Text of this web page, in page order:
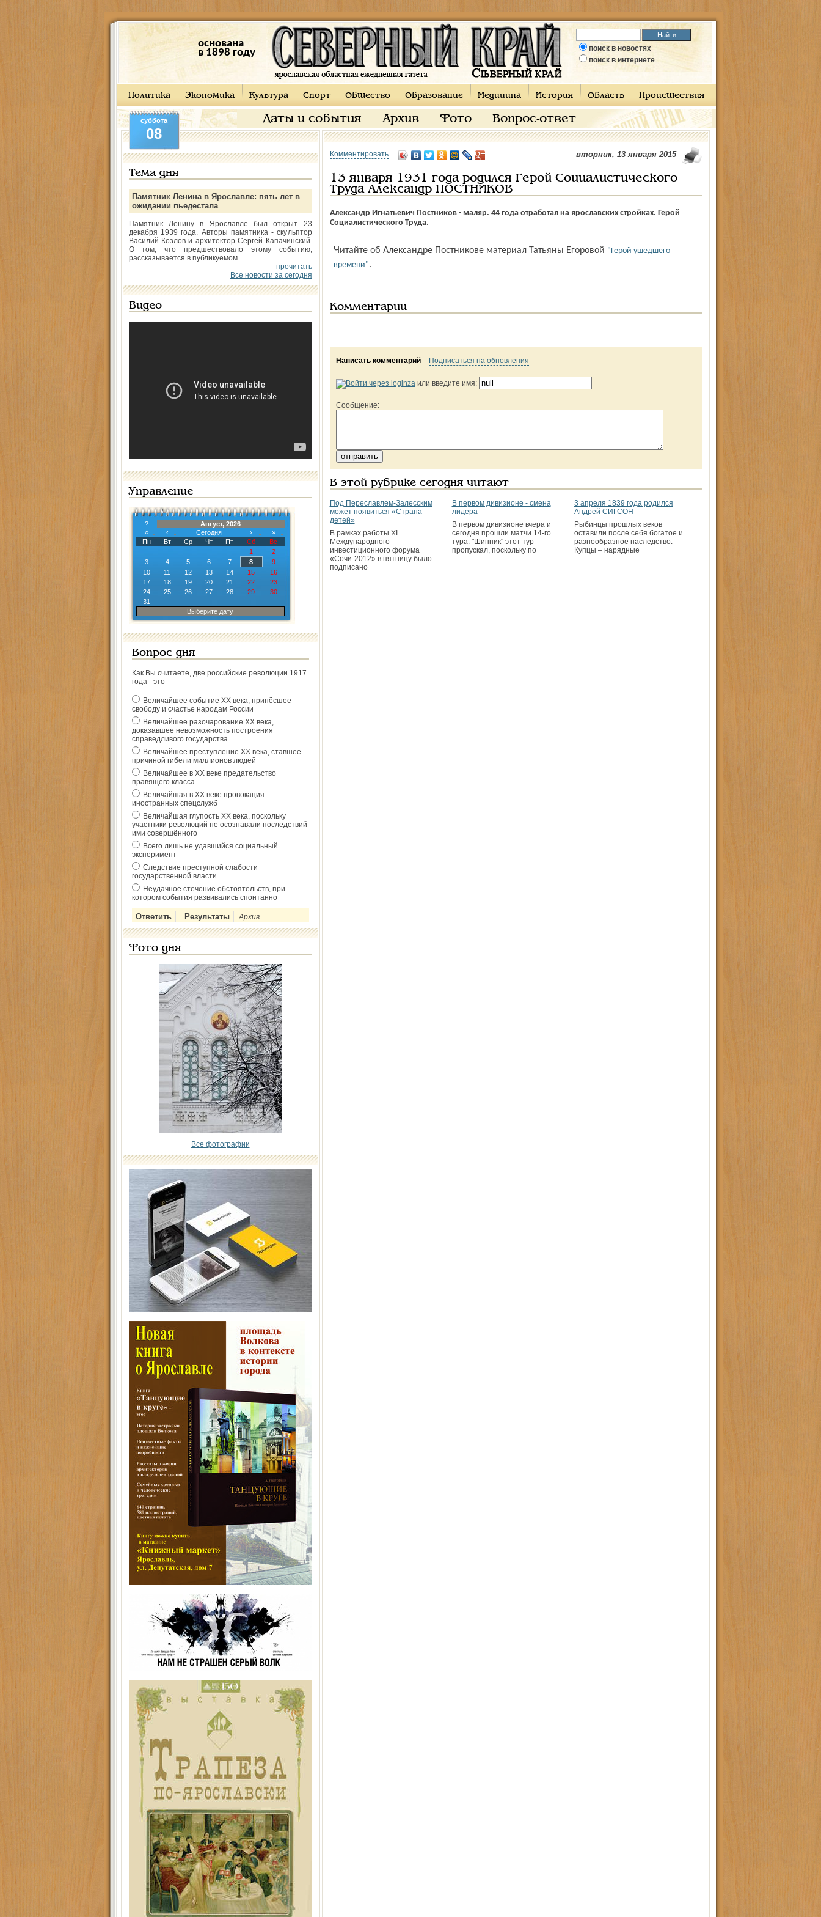
основана
в 1898 году
поиск в новостях
поиск в интернете
Политика Экономика Культура Спорт Общество Образование Медицина История Область Происшествия
Даты и события Архив Фото Вопрос-ответ
суббота
08
Тема дня
Памятник Ленина в Ярославле: пять лет в
ожидании пьедестала
Памятник Ленину в Ярославле был открыт 23
декабря 1939 года. Авторы памятника - скульптор
Василий Козлов и архитектор Сергей Капачинский.
О том, что предшествовало этому событию,
рассказывается в публикуемом ...
прочитать
Все новости за сегодня
Видео
Управление
?
Август, 2026
«
‹ Сегодня ›
»
Пн
Вт Ср Чт Пт Сб
Вс
1
2
3
4 5 6 7 8
9
10
11 12 13 14 15
16
17
18 19 20 21 22
23
24
25 26 27 28 29
30
31
Выберите дату
Вопрос дня
Как Вы считаете, две российские революции 1917
года - это
Величайшее событие ХХ века, принёсшее
свободу и счастье народам России
Величайшее разочарование ХХ века,
доказавшее невозможность построения
справедливого государства
Величайшее преступление ХХ века, ставшее
причиной гибели миллионов людей
Величайшее в ХХ веке предательство
правящего класса
Величайшая в ХХ веке провокация
иностранных спецслужб
Величайшая глупость ХХ века, поскольку
участники революций не осознавали последствий
ими совершённого
Всего лишь не удавшийся социальный
эксперимент
Следствие преступной слабости
государственной власти
Неудачное стечение обстоятельств, при
котором события развивались спонтанно
Архив
Фото дня
Все фотографии
Комментировать вторник, 13 января 2015
13 января 1931 года родился Герой Социалистического
Труда Александр ПОСТНИКОВ
Александр Игнатьевич Постников - маляр. 44 года отработал на ярославских стройках. Герой
Социалистического Труда.
Читайте об Александре Постникове материал Татьяны Егоровой "Герой ушедшего
времени".
Комментарии
Написать комментарий Подписаться на обновления
или введите имя:
Сообщение:
В этой рубрике сегодня читают
Под Переславлем-Залесским
может появиться «Страна
детей»
В рамках работы XI
Международного
инвестиционного форума
«Сочи-2012» в пятницу было
подписано
В первом дивизионе - смена
лидера
В первом дивизионе вчера и
сегодня прошли матчи 14-го
тура. "Шинник" этот тур
пропускал, поскольку по
3 апреля 1839 года родился
Андрей СИГСОН
Рыбинцы прошлых веков
оставили после себя богатое и
разнообразное наследство.
Купцы – нарядные